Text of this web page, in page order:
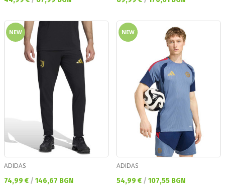
NEW
ADIDAS
Текуща цена:
74,99 € / 146,67 BGN
NEW
ADIDAS
Текуща цена:
54,99 € / 107,55 BGN